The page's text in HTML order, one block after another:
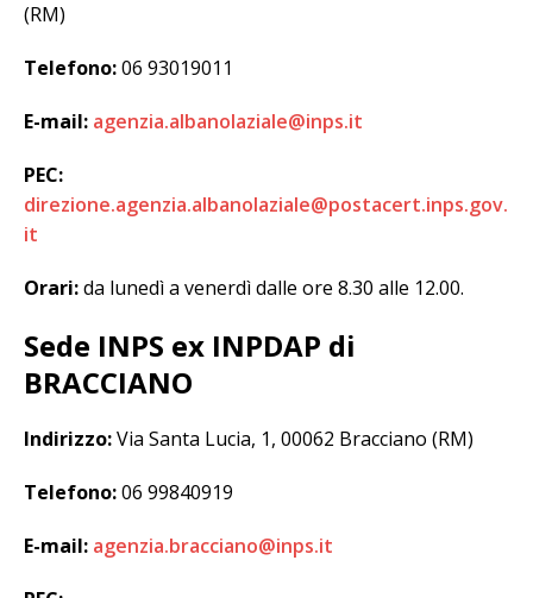
(RM)
Telefono:06 93019011
E-mail: agenzia.albanolaziale@inps.it
PEC:
direzione.agenzia.albanolaziale@postacert.inps.gov.
it
Orari:da lunedì a venerdì dalle ore 8.30 alle 12.00.
Sede INPS ex INPDAP di
BRACCIANO
Indirizzo:Via Santa Lucia, 1, 00062 Bracciano (RM)
Telefono:06 99840919
E-mail: agenzia.bracciano@inps.it